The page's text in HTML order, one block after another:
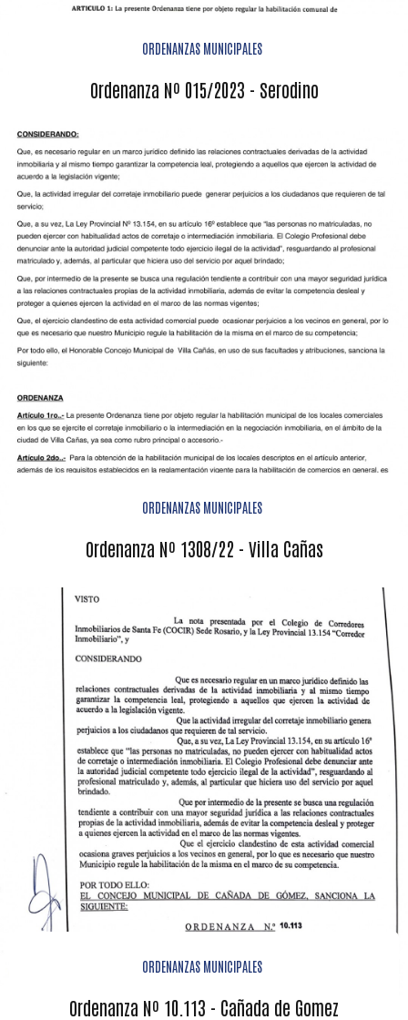
ORDENANZAS MUNICIPALES
Ordenanza Nº 015/2023 - Serodino
ORDENANZAS MUNICIPALES
Ordenanza Nº 1308/22 - Villa Cañas
ORDENANZAS MUNICIPALES
Ordenanza Nº 10.113 - Cañada de Gomez